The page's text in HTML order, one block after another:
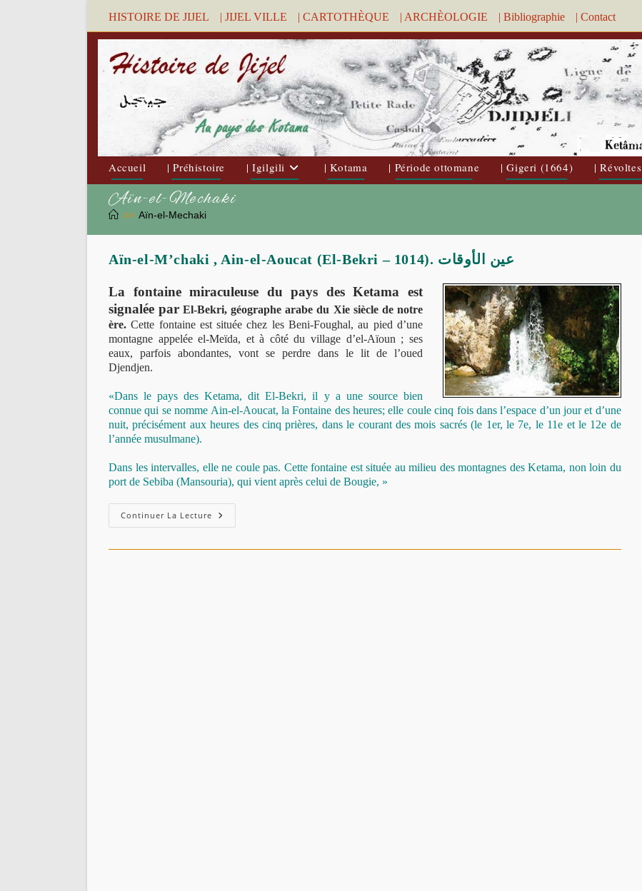
HISTOIRE DE JIJEL | JIJEL VILLE | CARTOTHÈQUE | ARCHÈOLOGIE | Bibliographie | Contact
Accueil | Préhistoire | Igilgili | Kotama | Période ottomane | Gigeri (1664) | Révoltes
Aïn-el-Mechaki
>> Aïn-el-Mechaki
Aïn-el-M’chaki , Ain-el-Aoucat (El-Bekri – 1014). عين الأوقات
La fontaine miraculeuse du pays des Ketama est
signalée par El-Bekri, géographe arabe du Xie siècle de notre
ère. Cette fontaine est située chez les Beni-Foughal, au pied d’une
montagne appelée el-Meïda, et à côté du village d’el-Aïoun ; ses
eaux, parfois abondantes, vont se perdre dans le lit de l’oued
Djendjen.
«Dans le pays des Ketama, dit El-Bekri, il y a une source bien
connue qui se nomme Ain-el-Aoucat, la Fontaine des heures; elle coule cinq fois dans l’espace d’un jour et d’une
nuit, précisément aux heures des cinq prières, dans le courant des mois sacrés (le 1er, le 7e, le 11e et le 12e de
l’année musulmane).
Dans les intervalles, elle ne coule pas. Cette fontaine est située au milieu des montagnes des Ketama, non loin du
port de Sebiba (Mansouria), qui vient après celui de Bougie, »
Continuer La Lecture Aïn-
El-